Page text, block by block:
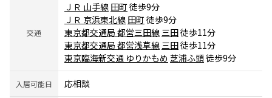
交通
ＪＲ 山手線 田町 徒歩9分
ＪＲ 京浜東北線 田町 徒歩9分
東京都交通局 都営三田線三田徒歩11分
東京都交通局 都営浅草線三田徒歩11分
東京臨海新交通 ゆりかもめ 芝浦ふ頭徒歩9分
入居可能日 応相談